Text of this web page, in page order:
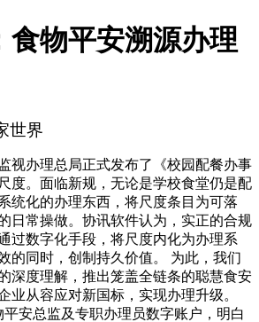
食物平安溯源办理
世界
办理总局正式发布了《校园配餐办事
度。面临新规，无论是学校食堂仍是配
统化的办理东西，将尺度条目为可落
日常操做。协讯软件认为，实正的合规
过数字化手段，将尺度内化为办理系
的同时，创制持久价值。 为此，我们
深度理解，推出笼盖全链条的聪慧食安
业从容应对新国标，实现办理升级。
安总监及专职办理员数字账户，明白